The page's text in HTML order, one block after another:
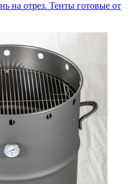
на отрез. Тенты готовые от